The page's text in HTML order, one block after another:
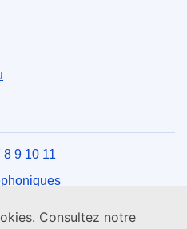
Consultez notre
9 10 11
formulaire de contact